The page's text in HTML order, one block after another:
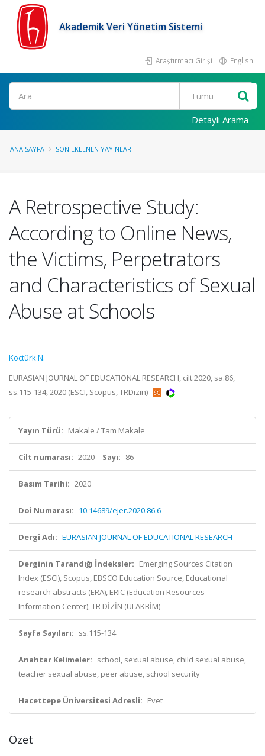
Akademik Veri Yönetim Sistemi
Araştırmacı Girişi English
Ara
Detaylı Arama
ANA SAYFA SON EKLENEN YAYINLAR
A Retrospective Study:
According to Online News,
the Victims, Perpetrators
and Characteristics of Sexual
Abuse at Schools
Koçtürk N.
EURASIAN JOURNAL OF EDUCATIONAL RESEARCH, cilt.2020, sa.86,
ss.115-134, 2020 (ESCI, Scopus, TRDizin)
Yayın Türü: Makale / Tam Makale
Cilt numarası: 2020 Sayı: 86
Basım Tarihi: 2020
Doi Numarası: 10.14689/ejer.2020.86.6
Dergi Adı: EURASIAN JOURNAL OF EDUCATIONAL RESEARCH
Derginin Tarandığı İndeksler: Emerging Sources Citation
Index (ESCI), Scopus, EBSCO Education Source, Educational
research abstracts (ERA), ERIC (Education Resources
Information Center), TR DİZİN (ULAKBİM)
Sayfa Sayıları: ss.115-134
Anahtar Kelimeler: school, sexual abuse, child sexual abuse,
teacher sexual abuse, peer abuse, school security
Hacettepe Üniversitesi Adresli: Evet
Özet